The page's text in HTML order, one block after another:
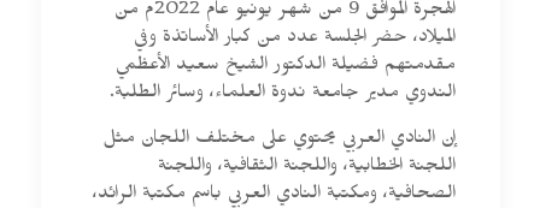
الهجرة الموافق 9 من شهر يونيو عام 2022م من
الميلاد، حضر الجلسة عدد من كبار الأساتذة وفي
مقدمتهم فضيلة الدكتور الشيخ سعيد الأعظمي
الندوي مدير جامعة ندوة العلماء، وسائر الطلبة.
إن النادي العربي يحتوي على مختلف اللجان مثل
اللجنة الخطابية، واللجنة الثقافية، واللجنة
الصحافية، ومكتبة النادي العربي باسم مكتبة الرائد،